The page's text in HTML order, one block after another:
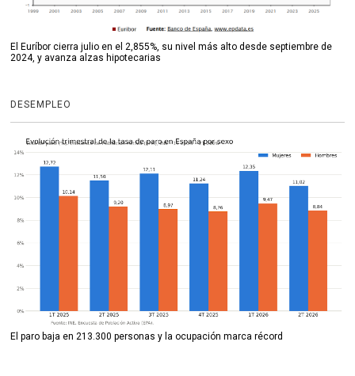
El Euríbor cierra julio en el 2,855%, su nivel más alto desde septiembre de
2024, y avanza alzas hipotecarias
DESEMPLEO
El paro baja en 213.300 personas y la ocupación marca récord